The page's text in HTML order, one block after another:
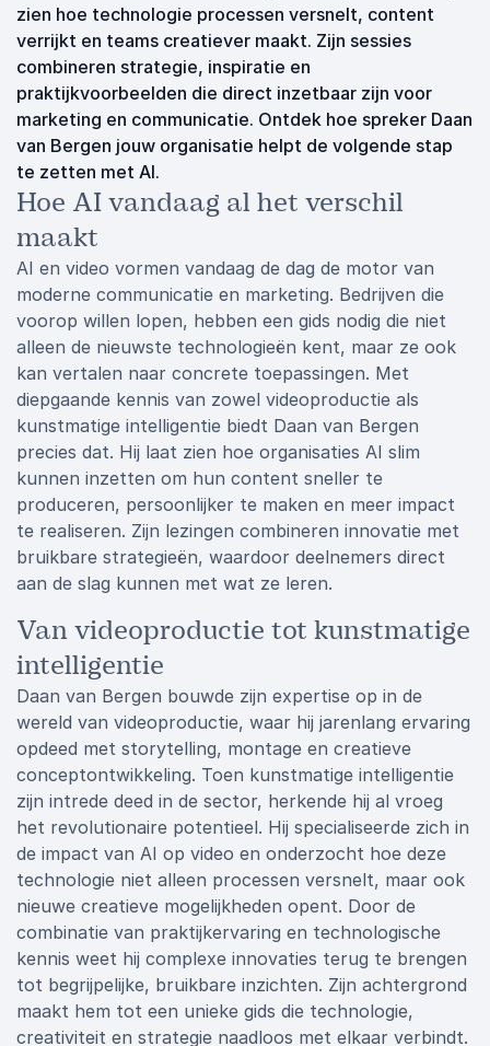
zien hoe technologie processen versnelt, content
verrijkt en teams creatiever maakt. Zijn sessies
combineren strategie, inspiratie en
praktijkvoorbeelden die direct inzetbaar zijn voor
marketing en communicatie. Ontdek hoe spreker Daan
van Bergen jouw organisatie helpt de volgende stap
te zetten met AI.
Hoe AI vandaag al het verschil
maakt
AI en video vormen vandaag de dag de motor van
moderne communicatie en marketing. Bedrijven die
voorop willen lopen, hebben een gids nodig die niet
alleen de nieuwste technologieën kent, maar ze ook
kan vertalen naar concrete toepassingen. Met
diepgaande kennis van zowel videoproductie als
kunstmatige intelligentie biedt Daan van Bergen
precies dat. Hij laat zien hoe organisaties AI slim
kunnen inzetten om hun content sneller te
produceren, persoonlijker te maken en meer impact
te realiseren. Zijn lezingen combineren innovatie met
bruikbare strategieën, waardoor deelnemers direct
aan de slag kunnen met wat ze leren.
Van videoproductie tot kunstmatige
intelligentie
Daan van Bergen bouwde zijn expertise op in de
wereld van videoproductie, waar hij jarenlang ervaring
opdeed met storytelling, montage en creatieve
conceptontwikkeling. Toen kunstmatige intelligentie
zijn intrede deed in de sector, herkende hij al vroeg
het revolutionaire potentieel. Hij specialiseerde zich in
de impact van AI op video en onderzocht hoe deze
technologie niet alleen processen versnelt, maar ook
nieuwe creatieve mogelijkheden opent. Door de
combinatie van praktijkervaring en technologische
kennis weet hij complexe innovaties terug te brengen
tot begrijpelijke, bruikbare inzichten. Zijn achtergrond
maakt hem tot een unieke gids die technologie,
creativiteit en strategie naadloos met elkaar verbindt.